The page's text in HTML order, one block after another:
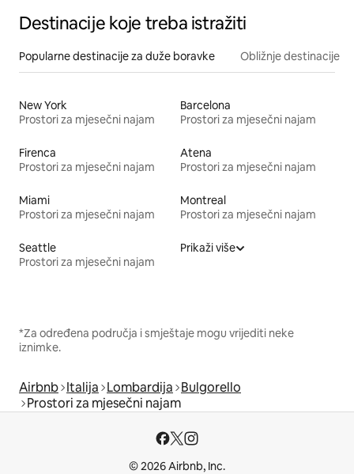
Destinacije koje treba istražiti
Popularne destinacije za duže boravke Obližnje destinacije
New York
Prostori za mjesečni najam
Barcelona
Prostori za mjesečni najam
Firenca
Prostori za mjesečni najam
Atena
Prostori za mjesečni najam
Miami
Prostori za mjesečni najam
Montreal
Prostori za mjesečni najam
Seattle
Prostori za mjesečni najam
Prikaži više
*Za određena područja i smještaje mogu vrijediti neke
iznimke.
Airbnb Italija Lombardija Bulgorello
Prostori za mjesečni najam
© 2026 Airbnb, Inc.